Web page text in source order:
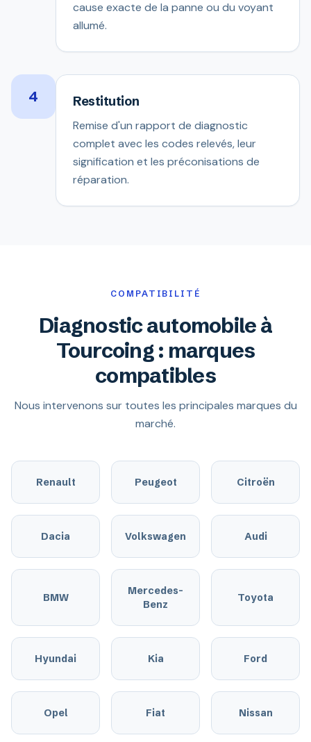
cause exacte de la panne ou du voyant
allumé.
4 Restitution
Remise d'un rapport de diagnostic
complet avec les codes relevés, leur
signification et les préconisations de
réparation.
COMPATIBILITÉ
Diagnostic automobile à
Tourcoing : marques
compatibles
Nous intervenons sur toutes les principales marques du
marché.
Renault Peugeot Citroën
Dacia Volkswagen Audi
BMW
Mercedes-
Benz
Toyota
Hyundai Kia Ford
Opel Fiat Nissan